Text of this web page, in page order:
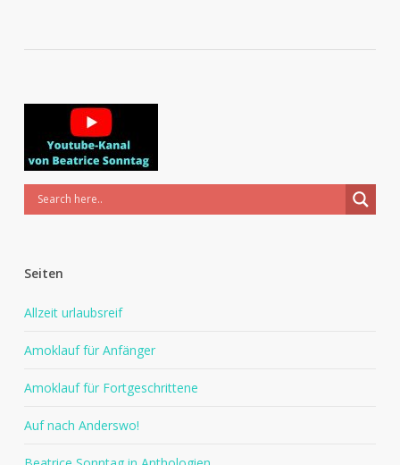
Seiten
Allzeit urlaubsreif
Amoklauf für Anfänger
Amoklauf für Fortgeschrittene
Auf nach Anderswo!